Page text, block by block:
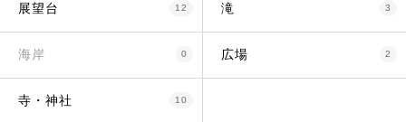
展望台 12 滝 3
海岸 0 広場 2
寺・神社 10